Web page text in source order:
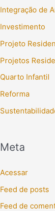
Integração de
Investimento
Projeto
Projetos
Quarto Infantil
Reforma
Meta
Acessar
Feed de posts
Feed de